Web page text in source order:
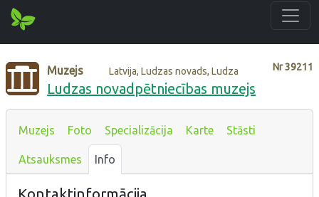
Nr39211
Muzejs Latvija, Ludzas novads, Ludza
Ludzas novadpētniecības muzejs
Muzejs Foto Specializācija Karte Stāsti
Atsauksmes Info
Kontaktinformācija